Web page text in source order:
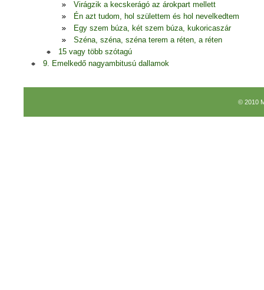
Virágzik a kecskerágó az árokpart mellett
Én azt tudom, hol születtem és hol nevelkedtem
Egy szem búza, két szem búza, kukoricaszár
Széna, széna, széna terem a réten, a réten
15 vagy több szótagú
9. Emelkedő nagyambitusú dallamok
© 2010